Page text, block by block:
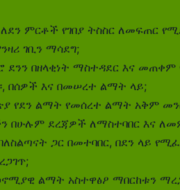
ምርቶች የገበያ ትስስር ለመፍጠር
ገቢን ማሳደግ;
በዘላቂነት ማስተዳደር እና
በሰዎች እና በመሠረተ ልማት ላይ;
የደን ልማት የመሰረተ ልማት አቅም
በሁሉም ደረጃዎች ለማስተባበር እና
ጋር በመተባበር, በደን ላይ
ልማት አስተዋፅዖ ማበርከቱን